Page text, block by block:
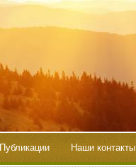
Публикации Наши контакты